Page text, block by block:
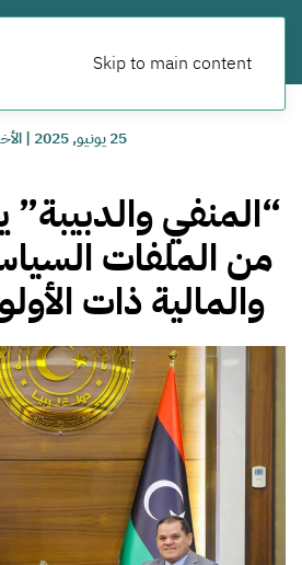
Skip to main content
25 يونيو, 2025 |
“المنفي
من الملفات
والمالية ذات